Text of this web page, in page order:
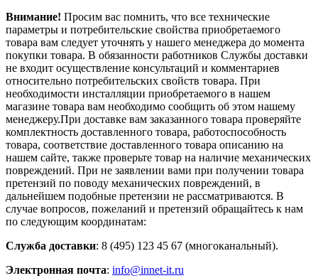
Внимание! Просим вас помнить, что все технические
параметры и потребительские свойства приобретаемого
товара вам следует уточнять у нашего менеджера до момента
покупки товара. В обязанности работников Службы доставки
не входит осуществление консультаций и комментариев
относительно потребительских свойств товара. При
необходимости инсталляции приобретаемого в нашем
магазине товара вам необходимо сообщить об этом нашему
менеджеру.При доставке вам заказанного товара проверяйте
комплектность доставленного товара, работоспособность
товара, соответствие доставленного товара описанию на
нашем сайте, также проверьте товар на наличие механических
повреждений. При не заявлении вами при получении товара
претензий по поводу механических повреждений, в
дальнейшем подобные претензии не рассматриваются. В
случае вопросов, пожеланий и претензий обращайтесь к нам
по следующим координатам:
Служба доставки: 8 (495) 123 45 67 (многоканальный).
Электронная почта: info@innet-it.ru